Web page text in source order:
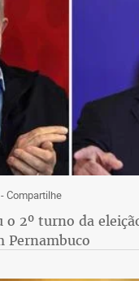
- Compartilhe
o 2º turno da
Pernambuco